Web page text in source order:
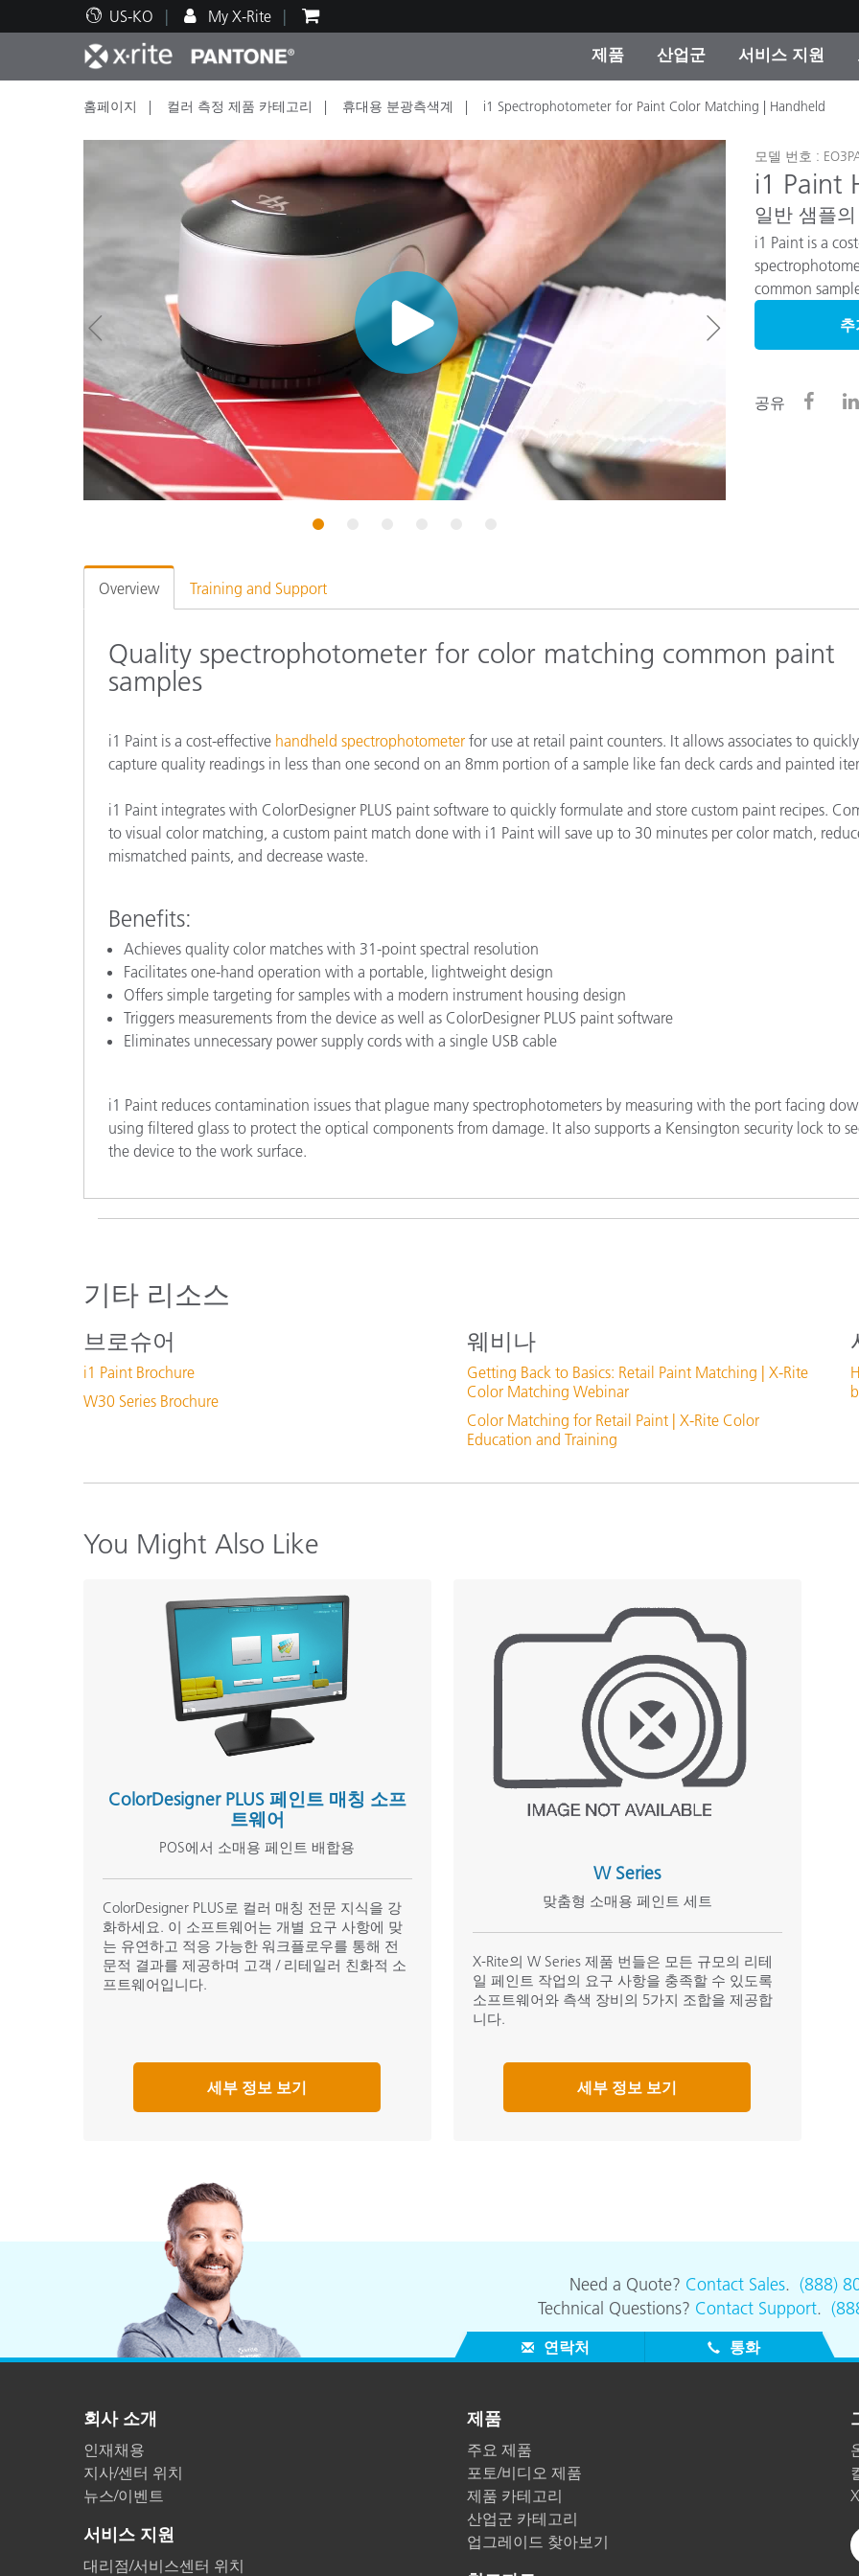
US-KO My X-Rite
제품
주요 제품 제품 카테고리
제품을 찾을 수 없나요?
진행중인 프로모션
온라인 스토어
산업군
인쇄 및 패키징
플라스틱
페인트 및 코팅
텍스타일
화장품 제조사
OEM 디스플레이 및 프린
제조사
식품 컬러 측정
소비자 가전제품
종이/페이퍼
서비스 지원
기술 지원 서비스 및 유지보수 X-Rite 코리아 연락
교육 리소스 교육
Brand Experience Center
컨설팅 및 감사
인기 다운로드
기타 리소스
홈페이지 컬러 측정 제품 카테고리 휴대용 분광측색계 i1 Spectrophotometer for Paint Color Matching | Handheld
1
모델 번호 :
i1 Paint
일반 샘플
i1 Paint is a
common
추
공유
Overview Training and Support
Quality spectrophotometer for color matching common paint
samples
i1 Paint is a cost-effective handheld spectrophotometer for use at retail paint counters. It allows associates to quickly
capture quality readings in less than one second on an 8mm portion of a sample like fan deck cards and painted
i1 Paint integrates with ColorDesigner PLUS paint software to quickly formulate and store custom paint recipes.
to visual color matching, a custom paint match done with i1 Paint will save up to 30 minutes per color match,
mismatched paints, and decrease waste.
Benefits:
Achieves quality color matches with 31-point spectral resolution
Facilitates one-hand operation with a portable, lightweight design
Offers simple targeting for samples with a modern instrument housing design
Triggers measurements from the device as well as ColorDesigner PLUS paint software
Eliminates unnecessary power supply cords with a single USB cable
i1 Paint reduces contamination issues that plague many spectrophotometers by measuring with the port facing
using filtered glass to protect the optical components from damage. It also supports a Kensington security lock to
the device to the work surface.
기타 리소스
브로슈어
i1 Paint Brochure
W30 Series Brochure
웨비나
Getting Back to Basics: Retail Paint Matching | X-Rite
Color Matching Webinar
Color Matching for Retail Paint | X-Rite Color
Education and Training
You Might Also Like
ColorDesigner PLUS 페인트 매칭 소프
트웨어
POS에서 소매용 페인트 배합용
ColorDesigner PLUS로 컬러 매칭 전문 지식을 강
화하세요. 이 소프트웨어는 개별 요구 사항에 맞
는 유연하고 적응 가능한 워크플로우를 통해 전
문적 결과를 제공하며 고객 / 리테일러 친화적 소
프트웨어입니다.
세부 정보 보기
W Series
맞춤형 소매용 페인트 세트
X-Rite의 W Series 제품 번들은 모든 규모의 리테
일 페인트 작업의 요구 사항을 충족할 수 있도록
소프트웨어와 측색 장비의 5가지 조합을 제공합
니다.
세부 정보 보기
Need a Quote? Contact Sales. (888)
Technical Questions? Contact Support.
연락처 통화
회사 소개
인재채용
지사/센터 위치
뉴스/이벤트
서비스 지원
대리점/서비스센터 위치
제품
주요 제품
포토/비디오 제품
제품 카테고리
산업군 카테고리
업그레이드 찾아보기